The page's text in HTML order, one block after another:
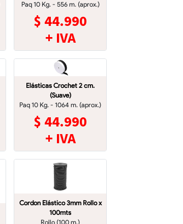
Paq 10 Kg. - 556 m. (aprox.)
$ 44.990
+ IVA
Elásticas Crochet 2 cm.
(Suave)
Paq 10 Kg. - 1064 m. (aprox.)
$ 44.990
+ IVA
Cordon Elástico 3mm Rollo x
100mts
Rollo (100 m.)